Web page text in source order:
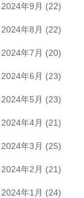
2024年9月 (22)
2024年8月 (22)
2024年7月 (20)
2024年6月 (23)
2024年5月 (23)
2024年4月 (21)
2024年3月 (25)
2024年2月 (21)
2024年1月 (24)